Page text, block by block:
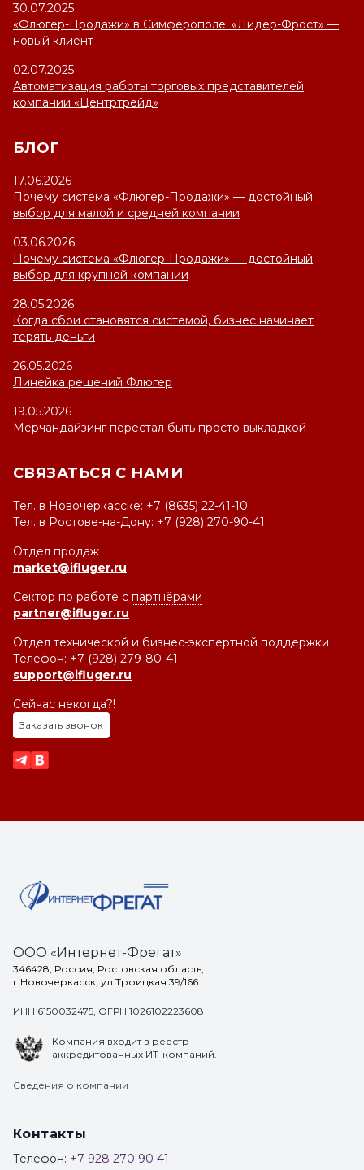
30.07.2025
«Флюгер-Продажи» в Симферополе. «Лидер-Фрост» —
новый клиент
02.07.2025
Автоматизация работы торговых представителей
компании «Центртрейд»
БЛОГ
17.06.2026
Почему система «Флюгер-Продажи» — достойный
выбор для малой и средней компании
03.06.2026
Почему система «Флюгер-Продажи» — достойный
выбор для крупной компании
28.05.2026
Когда сбои становятся системой, бизнес начинает
терять деньги
26.05.2026
Линейка решений Флюгер
19.05.2026
Мерчандайзинг перестал быть просто выкладкой
СВЯЗАТЬСЯ С НАМИ
Тел. в Новочеркасске: +7 (8635) 22-41-10
Тел. в Ростове-на-Дону: +7 (928) 270-90-41
Отдел продаж
market@ifluger.ru
Сектор по работе с партнёрами
partner@ifluger.ru
Отдел технической и бизнес-экспертной поддержки
Телефон: +7 (928) 279-80-41
support@ifluger.ru
Сейчас некогда?!
Заказать звонок
ООО «Интернет-Фрегат»
346428, Россия, Ростовская область,
г.Новочеркасск, ул.Троицкая 39/166
ИНН 6150032475, ОГРН 1026102223608
Компания входит в реестр
аккредитованных ИТ-компаний.
Сведения о компании
Контакты
Телефон: +7 928 270 90 41